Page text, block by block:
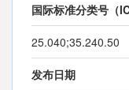
国际标准分类号（
25.040;35.240.50
发布日期